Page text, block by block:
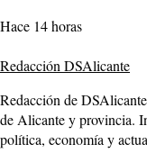
Hace 14 horas
Redacción DSAlicante
Redacción de
de Alicante y provincia.
política, economía y